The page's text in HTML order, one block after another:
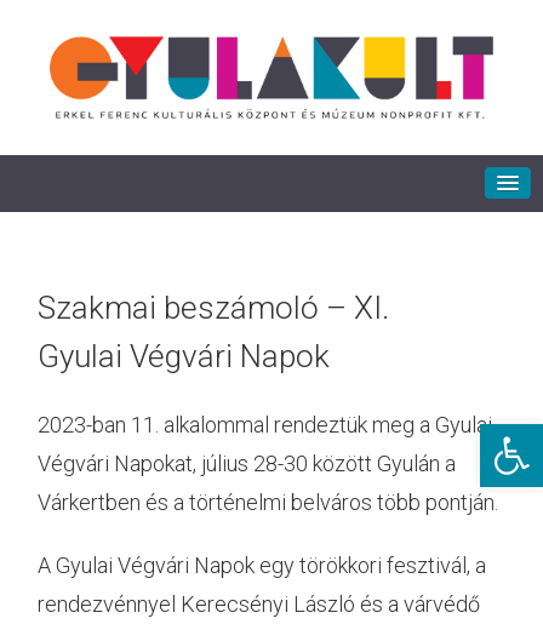
Szakmai beszámoló – XI.
Gyulai Végvári Napok
2023-ban 11. alkalommal rendeztük meg a Gyulai
Végvári Napokat, július 28-30 között Gyulán a
Várkertben és a történelmi belváros több pontján.
A Gyulai Végvári Napok egy törökkori fesztivál, a
rendezvénnyel Kerecsényi László és a várvédő